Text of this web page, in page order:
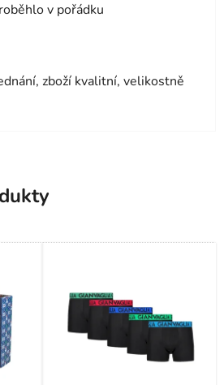
v pořádku
zboží kvalitní, velikostně